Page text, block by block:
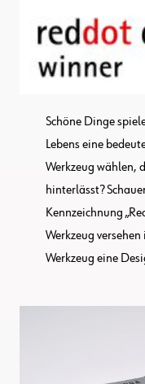
Schöne Dinge
Lebens eine
Werkzeug wählen,
hinterlässt?
Kennzeichnung
Werkzeug
Werkzeug eine